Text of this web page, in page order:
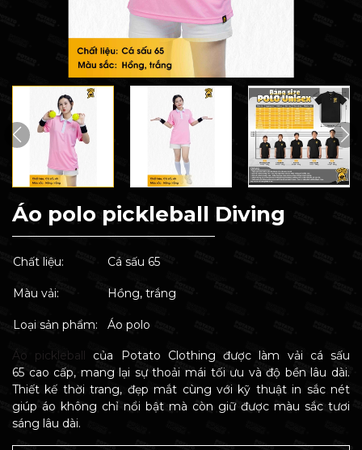
Áo polo pickleball Diving
Chất liệu: Cá sấu 65
Màu vải: Hồng, trắng
Loại sản phẩm: Áo polo
Áo pickleball của Potato Clothing được làm vải cá sấu
65 cao cấp, mang lại sự thoải mái tối ưu và độ bền lâu dài.
Thiết kế thời trang, đẹp mắt cùng với kỹ thuật in sắc nét
giúp áo không chỉ nổi bật mà còn giữ được màu sắc tươi
sáng lâu dài.